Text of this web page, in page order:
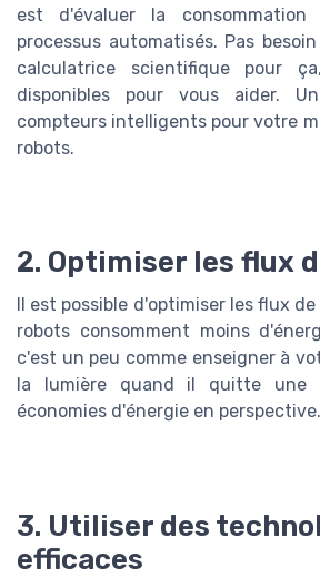
est d'évaluer la
processus automatisés. Pas
calculatrice scientifique pour
disponibles pour vous aider.
compteurs intelligents pour votre
robots.
2. Optimiser les flux
Il est possible d'optimiser les flux
robots consomment moins
c'est un peu comme enseigner à
la lumière quand il quitte une
économies d'énergie en perspective.
3. Utiliser des
efficaces